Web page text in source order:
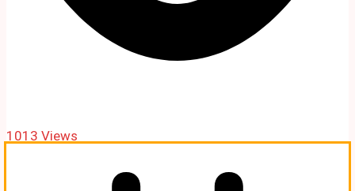
1013 Views